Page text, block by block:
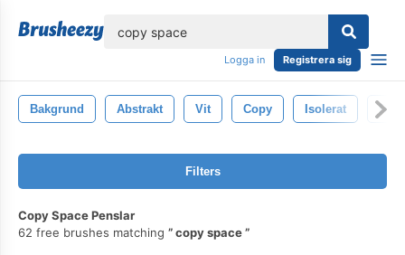
Logga in Registrera sig
Bakgrund Abstrakt Vit Copy Isolerat
Filters
Copy Space Penslar
62 free brushes matching
copy space